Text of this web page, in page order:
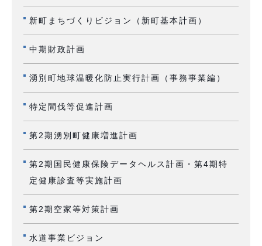
新町まちづくりビジョン（新町基本計画）
中期財政計画
湧別町地球温暖化防止実行計画（事務事業編）
特定間伐等促進計画
第2期湧別町健康増進計画
第2期国民健康保険データヘルス計画・第4期特
定健康診査等実施計画
第2期空家等対策計画
水道事業ビジョン